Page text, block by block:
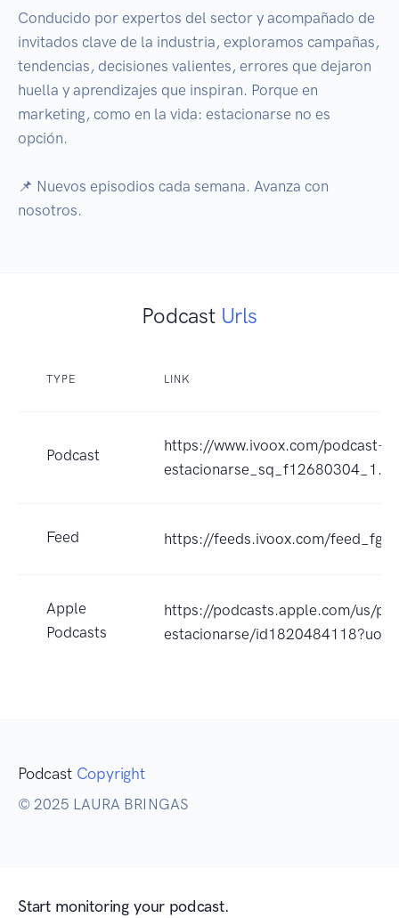
Conducido por expertos del sector y acompañado de
invitados clave de la industria, exploramos campañas,
tendencias, decisiones valientes, errores que dejaron
huella y aprendizajes que inspiran. Porque en
marketing, como en la vida: estacionarse no es
opción.
📌 Nuevos episodios cada semana. Avanza con
nosotros.
Podcast Urls
TYPE LINK
Podcast
https://www.ivoox.com/podcast-
Feed https://feeds.ivoox.com/
Apple
Podcasts
https://podcasts.apple.com/us/
estacionarse/
Podcast Copyright
© 2025 LAURA BRINGAS
Start monitoring your podcast.